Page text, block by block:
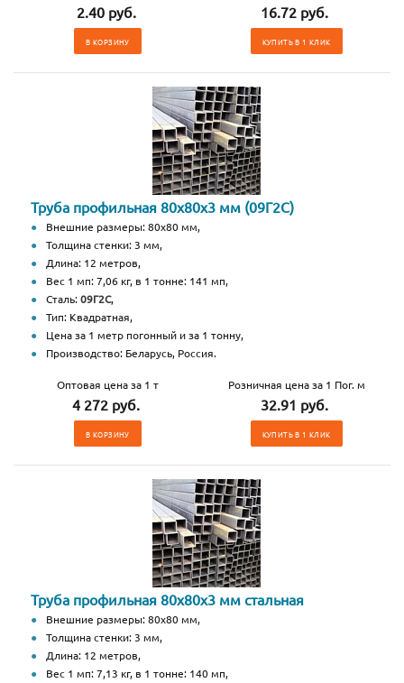
2.40 руб.
В КОРЗИНУ
16.72 руб.
КУПИТЬ В 1 КЛИК
Труба профильная 80х80х3 мм (09Г2С)
Внешние размеры: 80х80 мм,
Толщина стенки: 3 мм,
Длина: 12 метров,
Вес 1 мп: 7,06 кг, в 1 тонне: 141 мп,
Сталь:09Г2С,
Тип: Квадратная,
Цена за 1 метр погонный и за 1 тонну,
Производство: Беларусь, Россия.
Оптовая цена за 1 т
4 272 руб.
В КОРЗИНУ
Розничная цена за 1 Пог. м
32.91 руб.
КУПИТЬ В 1 КЛИК
Труба профильная 80х80х3 мм стальная
Внешние размеры: 80х80 мм,
Толщина стенки: 3 мм,
Длина: 12 метров,
Вес 1 мп: 7,13 кг, в 1 тонне: 140 мп,